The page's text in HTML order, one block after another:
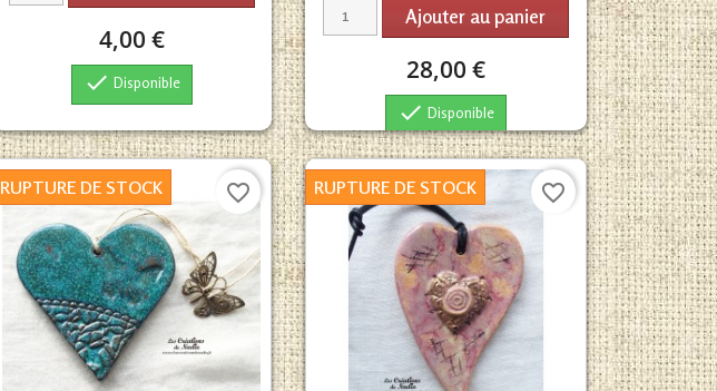
4,00 €
 Disponible
Ajouter au panier
28,00 €
 Disponible
RUPTURE DE STOCK favorite_border RUPTURE DE STOCK favorite_border